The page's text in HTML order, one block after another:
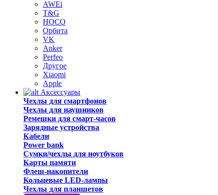
AWEi
T&G
HOCO
Орбита
VK
Anker
Perfeo
Другое
Xiaomi
Apple
Аксессуары
Чехлы для смартфонов
Чехлы для наушников
Ремешки для смарт-часов
Зарядные устройства
Кабели
Power bank
Сумки/чехлы для ноутбуков
Карты памяти
Флеш-накопители
Кольцевые LED-лампы
Чехлы для планшетов